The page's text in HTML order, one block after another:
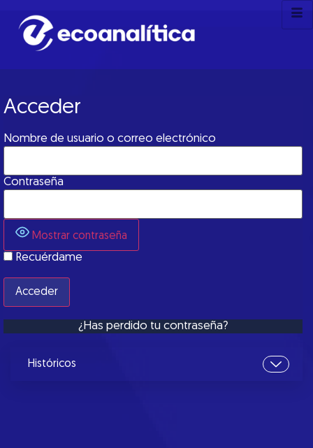
Acceder
Nombre de usuario o correo electrónico
Contraseña
Mostrar contraseña
Recuérdame
¿Has perdido tu contraseña?
Históricos